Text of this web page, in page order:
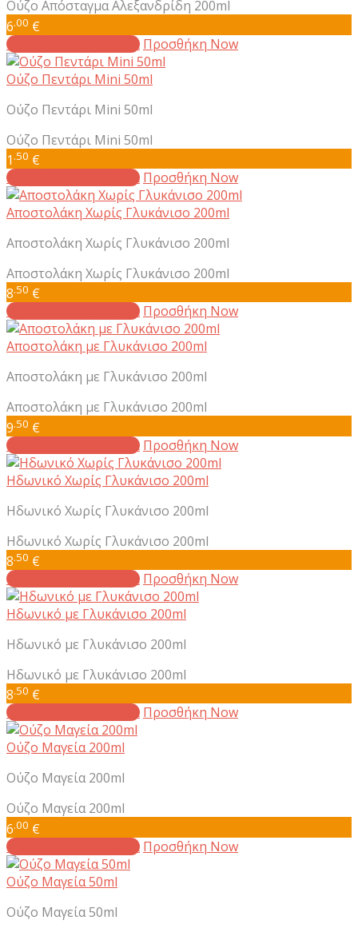
Ούζο Απόσταγμα Αλεξανδρίδη 200ml
6.00 €
Προσθήκη στο καλάθι Προσθήκη Now
Ούζο Πεντάρι Mini 50ml
Ούζο Πεντάρι Mini 50ml
Ούζο Πεντάρι Mini 50ml
1 .50 €
Προσθήκη στο καλάθι Προσθήκη Now
Αποστολάκη Χωρίς Γλυκάνισο 200ml
Αποστολάκη Χωρίς Γλυκάνισο 200ml
Αποστολάκη Χωρίς Γλυκάνισο 200ml
8.50 €
Προσθήκη στο καλάθι Προσθήκη Now
Αποστολάκη με Γλυκάνισο 200ml
Αποστολάκη με Γλυκάνισο 200ml
Αποστολάκη με Γλυκάνισο 200ml
9.50 €
Προσθήκη στο καλάθι Προσθήκη Now
Ηδωνικό Χωρίς Γλυκάνισο 200ml
Ηδωνικό Χωρίς Γλυκάνισο 200ml
Ηδωνικό Χωρίς Γλυκάνισο 200ml
8.50 €
Προσθήκη στο καλάθι Προσθήκη Now
Ηδωνικό με Γλυκάνισο 200ml
Ηδωνικό με Γλυκάνισο 200ml
Ηδωνικό με Γλυκάνισο 200ml
8.50 €
Προσθήκη στο καλάθι Προσθήκη Now
Ούζο Μαγεία 200ml
Ούζο Μαγεία 200ml
Ούζο Μαγεία 200ml
6.00 €
Προσθήκη στο καλάθι Προσθήκη Now
Ούζο Μαγεία 50ml
Ούζο Μαγεία 50ml